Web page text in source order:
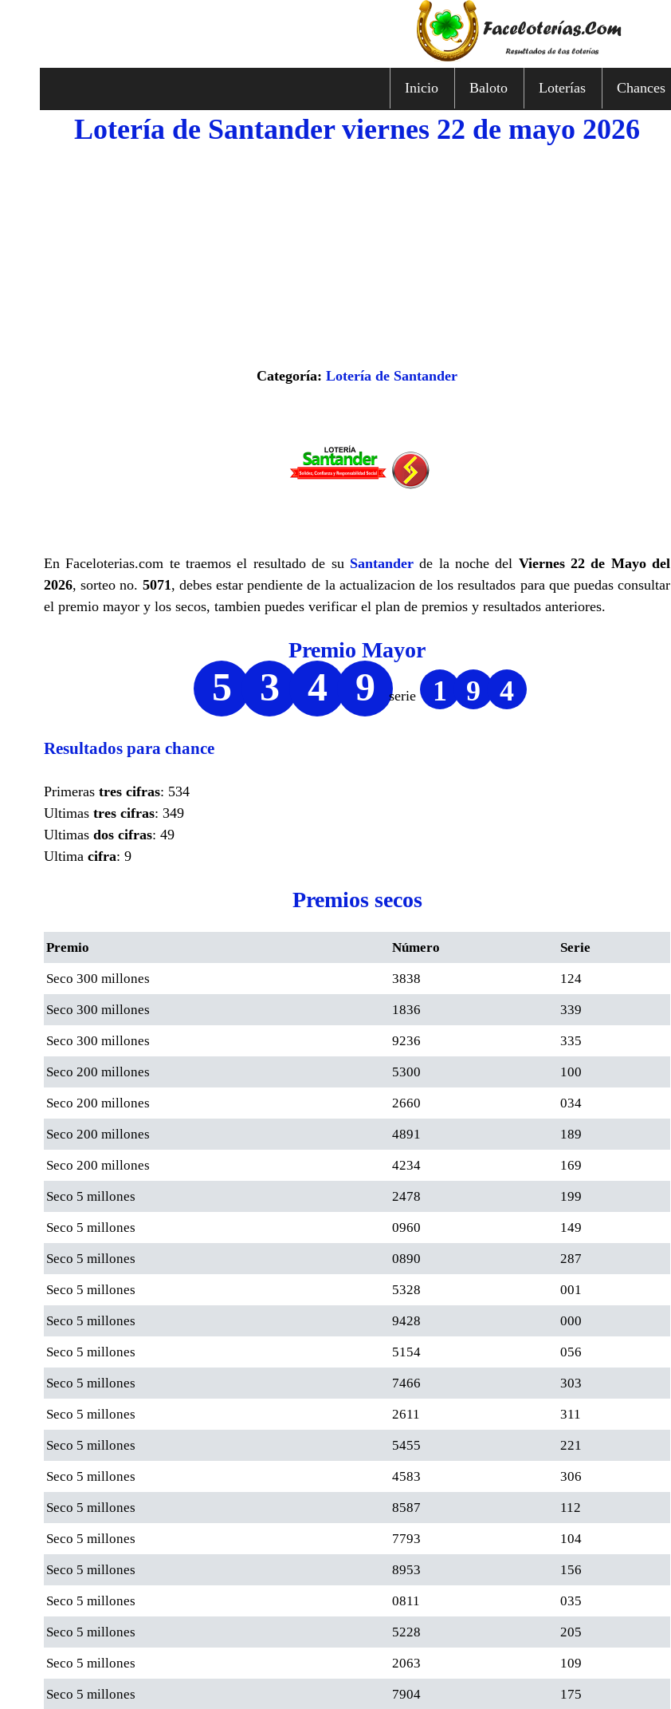
Inicio Baloto Loterías Chances
Lotería de Santander viernes 22 de mayo 2026
Categoría:Lotería de Santander
En Faceloterias.com te traemos el resultado de su Santanderde la noche del Viernes 22 de Mayo del
2026, sorteo no. 5071 , debes estar pendiente de la actualizacion de los resultados para que puedas consultar
el premio mayor y los secos, tambien puedes verificar el plan de premios y resultados anteriores.
Premio Mayor
5 3 4 9 serie 1 9 4
Resultados para chance
Primeras tres cifras: 534
Ultimas tres cifras: 349
Ultimas dos cifras: 49
Ultima cifra: 9
Premios secos
Premio Número Serie
Seco 300 millones 3838 124
Seco 300 millones 1836 339
Seco 300 millones 9236 335
Seco 200 millones 5300 100
Seco 200 millones 2660 034
Seco 200 millones 4891 189
Seco 200 millones 4234 169
Seco 5 millones 2478 199
Seco 5 millones 0960 149
Seco 5 millones 0890 287
Seco 5 millones 5328 001
Seco 5 millones 9428 000
Seco 5 millones 5154 056
Seco 5 millones 7466 303
Seco 5 millones 2611 311
Seco 5 millones 5455 221
Seco 5 millones 4583 306
Seco 5 millones 8587 112
Seco 5 millones 7793 104
Seco 5 millones 8953 156
Seco 5 millones 0811 035
Seco 5 millones 5228 205
Seco 5 millones 2063 109
Seco 5 millones 7904 175